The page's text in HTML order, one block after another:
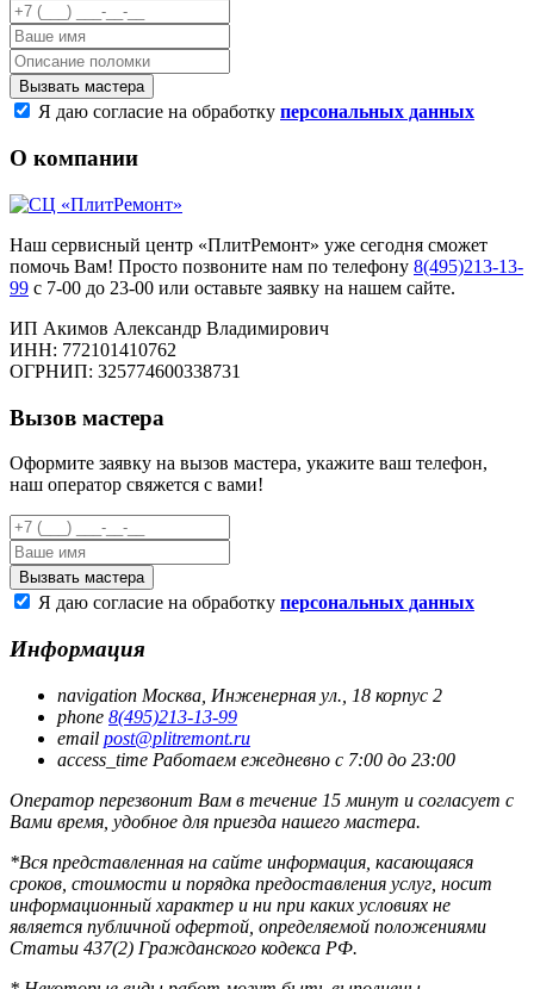
Я даю согласие на обработку персональных данных
О компании
Наш сервисный центр «ПлитРемонт» уже сегодня сможет
помочь Вам! Просто позвоните нам по телефону 8(495)213-13-
99 с 7-00 до 23-00 или оставьте заявку на нашем сайте.
ИП Акимов Александр Владимирович
ИНН: 772101410762
ОГРНИП: 325774600338731
Вызов мастера
Оформите заявку на вызов мастера, укажите ваш телефон,
наш оператор свяжется с вами!
Я даю согласие на обработку персональных данных
Информация
navigation Москва Инженерная ул., 18 корпус 2
phone 8(495)213-13-99
email post@plitremont.ru
access_time Работаем ежедневно c 7:00 до 23:00
Оператор перезвонит Вам в течение 15 минут и согласует с
Вами время, удобное для приезда нашего мастера.
*Вся представленная на сайте информация, касающаяся
сроков, стоимости и порядка предоставления услуг, носит
информационный характер и ни при каких условиях не
является публичной офертой, определяемой положениями
Статьи 437(2) Гражданского кодекса РФ.